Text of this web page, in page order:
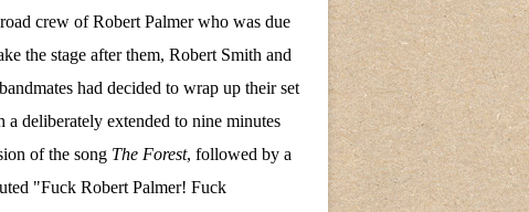
crew of Robert Palmer who was due
the stage after them, Robert Smith and
had decided to wrap up their set
a deliberately extended to nine minutes
of the song The Forest, followed by a
"Fuck Robert Palmer! Fuck